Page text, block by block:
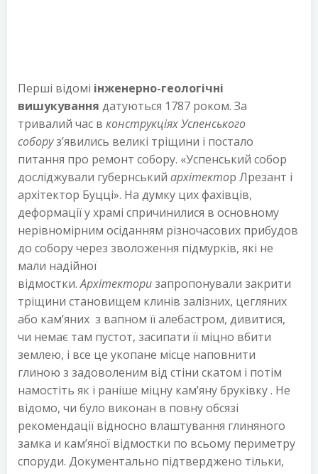
Перші відомі інженерно-геологічні
вишукування датуються 1787 роком. За
тривалий час в конструкціях Успенського
соборуз’явились великі тріщини і постало
питання про ремонт собору. «Успенський собор
досліджували губернський архітектор Лрезант і
архітектор Буцці». На думку цих фахівців,
деформації у храмі спричинилися в основному
нерівномірним осіданням різночасових прибудов
до собору через зволоження підмурків, які не
мали надійної
відмостки.Архітекторизапропонували закрити
тріщини становищем клинів залізних, цегляних
або кам’яних з вапном її алебастром, дивитися,
чи немає там пустот, засипати її міцно вбити
землею, і все це укопане місце наповнити
глиною з задоволеним від стіни скатом і потім
намостіть як і раніше міцну кам’яну бруківку . Не
відомо, чи було виконан в повну обсязі
рекомендації відносно влаштування глиняного
замка и кам’яної відмостки по всьому периметру
споруди. Документально підтверджено тільки,